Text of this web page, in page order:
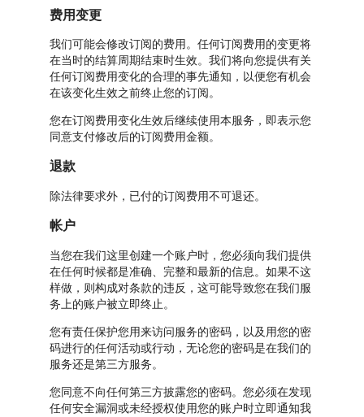
费用变更
我们可能会修改订阅的费用。任何订阅费用的变更将
在当时的结算周期结束时生效。我们将向您提供有关
任何订阅费用变化的合理的事先通知，以便您有机会
在该变化生效之前终止您的订阅。
您在订阅费用变化生效后继续使用本服务，即表示您
同意支付修改后的订阅费用金额。
退款
除法律要求外，已付的订阅费用不可退还。
帐户
当您在我们这里创建一个账户时，您必须向我们提供
在任何时候都是准确、完整和最新的信息。如果不这
样做，则构成对条款的违反，这可能导致您在我们服
务上的账户被立即终止。
您有责任保护您用来访问服务的密码，以及用您的密
码进行的任何活动或行动，无论您的密码是在我们的
服务还是第三方服务。
您同意不向任何第三方披露您的密码。您必须在发现
任何安全漏洞或未经授权使用您的账户时立即通知我